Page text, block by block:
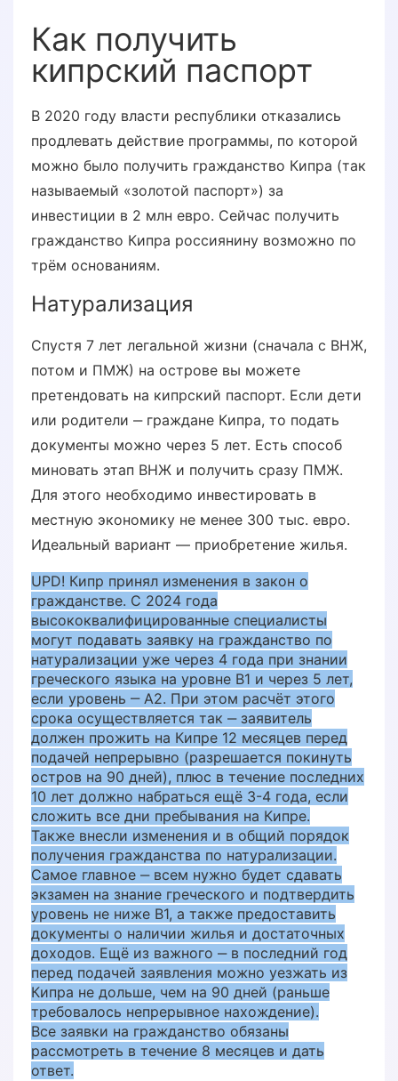
Как получить
кипрский паспорт
В 2020 году власти республики отказались
продлевать действие программы, по которой
можно было получить гражданство Кипра (так
называемый «золотой паспорт») за
инвестиции в 2 млн евро. Сейчас получить
гражданство Кипра россиянину возможно по
трём основаниям.
Натурализация
Спустя 7 лет легальной жизни (сначала с ВНЖ,
потом и ПМЖ) на острове вы можете
претендовать на кипрский паспорт. Если дети
или родители ‒ граждане Кипра, то подать
документы можно через 5 лет. Есть способ
миновать этап ВНЖ и получить сразу ПМЖ.
Для этого необходимо инвестировать в
местную экономику не менее 300 тыс. евро.
Идеальный вариант — приобретение жилья.
UPD! Кипр принял изменения в закон о
гражданстве. С 2024 года
высококвалифицированные специалисты
могут подавать заявку на гражданство по
натурализации уже через 4 года при знании
греческого языка на уровне В1 и через 5 лет,
если уровень ‒ А2. При этом расчёт этого
срока осуществляется так ‒ заявитель
должен прожить на Кипре 12 месяцев перед
подачей непрерывно (разрешается покинуть
остров на 90 дней), плюс в течение последних
10 лет должно набраться ещё 3-4 года, если
сложить все дни пребывания на Кипре.
Также внесли изменения и в общий порядок
получения гражданства по натурализации.
Самое главное ‒ всем нужно будет сдавать
экзамен на знание греческого и подтвердить
уровень не ниже В1, а также предоставить
документы о наличии жилья и достаточных
доходов. Ещё из важного ‒ в последний год
перед подачей заявления можно уезжать из
Кипра не дольше, чем на 90 дней (раньше
требовалось непрерывное нахождение).
Все заявки на гражданство обязаны
рассмотреть в течение 8 месяцев и дать
ответ.